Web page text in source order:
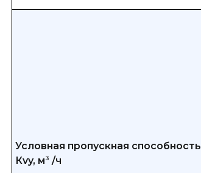
Условная пропускная способность
Кvy, м3 /ч